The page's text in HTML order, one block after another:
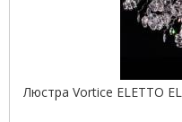
Люстра Vortice ELETTO